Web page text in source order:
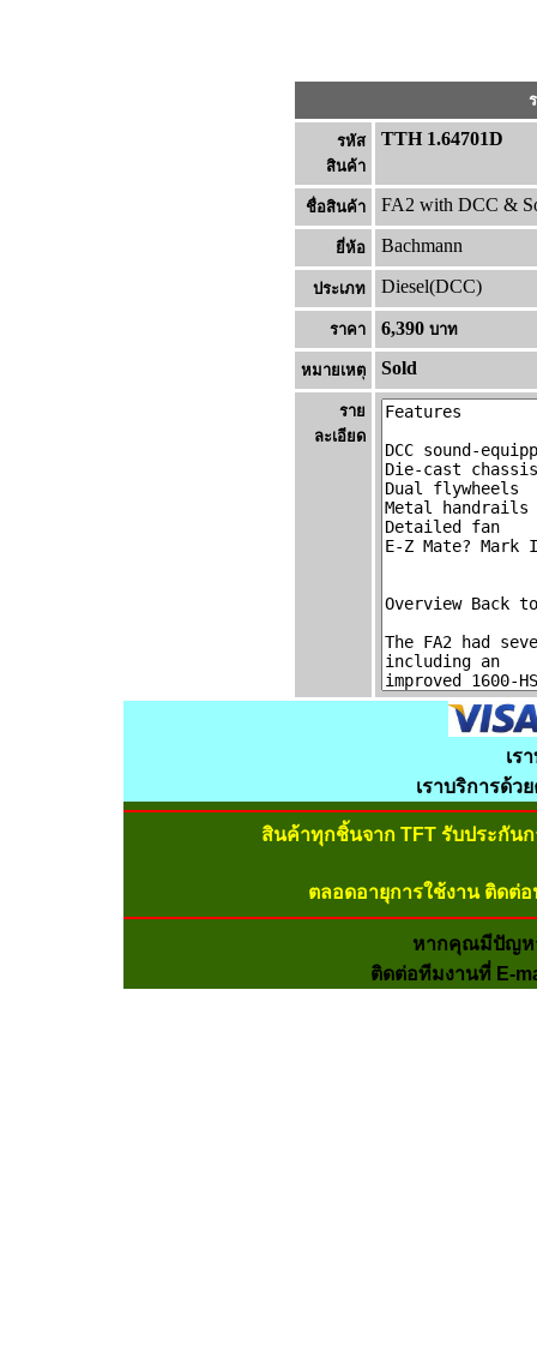
รหัส
สินค้า
TTH 1.64701D
ชื่อสินค้า FA2 with DCC &
ยี่ห้อ Bachmann
ประเภท Diesel(DCC)
ราคา 6,390 บาท
หมายเหต Sold
ราย
ละเอียด
เร
เราบริการด้ว
สินค้าทุกชิ้นจาก TFT รับประกัน
ตลอดอายุการใช้งาน ติดต่
หากคุณมีปัญห
ติดต่อทีมงานที่ E-